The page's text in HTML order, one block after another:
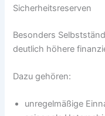
Sicherheitsreserven
Besonders
deutlich höhere
Dazu gehören:
unregelmäßige